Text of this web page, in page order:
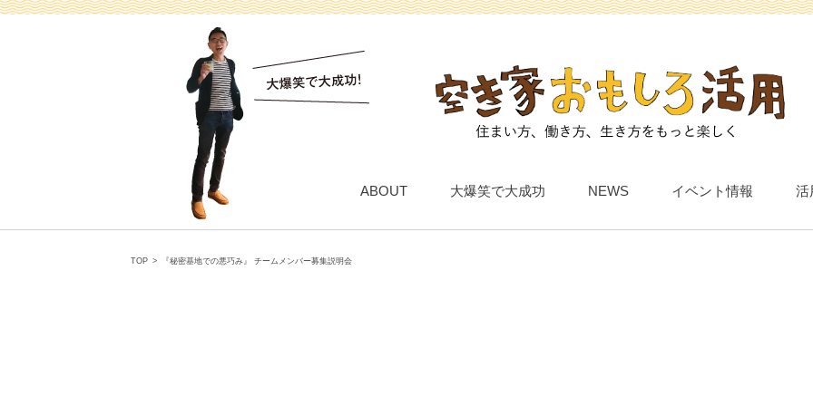
ABOUT 大爆笑で大成功 NEWS イベント情報 活
TOP > 『秘密基地での悪巧み』 チームメンバー募集説明会